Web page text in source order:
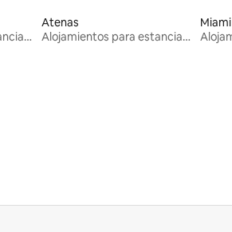
Alojamientos para estancias largas
Atenas
Alojamientos para estancias largas
Miami